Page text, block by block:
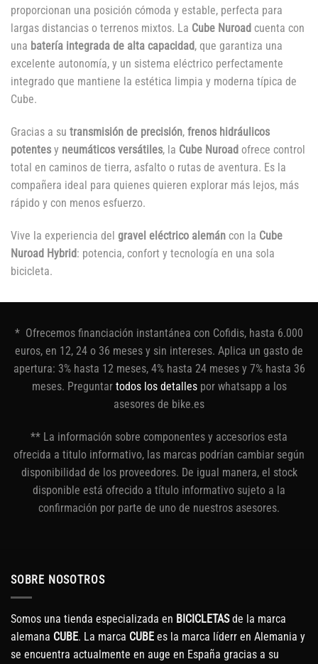
proporcionan una posición cómoda y estable, perfecta para
largas distancias o terrenos mixtos. La Cube Nuroad cuenta con
una batería integrada de alta capacidad, que garantiza una
excelente autonomía, y un sistema eléctrico perfectamente
integrado que mantiene la estética limpia y moderna típica de
Cube.
Gracias a su transmisión de precisión, frenos hidráulicos
potentes y neumáticos versátiles, la Cube Nuroad ofrece control
total en caminos de tierra, asfalto o rutas de aventura. Es la
compañera ideal para quienes quieren explorar más lejos, más
rápido y con menos esfuerzo.
Vive la experiencia del gravel eléctrico alemán con la Cube
Nuroad Hybrid: potencia, confort y tecnología en una sola
bicicleta.
* Ofrecemos financiación instantánea con Cofidis, hasta 6.000
euros, en 12, 24 o 36 meses y sin intereses. Aplica un gasto de
apertura: 3% hasta 12 meses, 4% hasta 24 meses y 7% hasta 36
meses. Preguntar todos los detallespor whatsapp a los
asesores de bike.es
** La información sobre componentes y accesorios esta
ofrecida a titulo informativo, las marcas podrían cambiar según
disponibilidad de los proveedores. De igual manera, el stock
disponible está ofrecido a título informativo sujeto a la
confirmación por parte de uno de nuestros asesores.
SOBRE NOSOTROS
Somos una tienda especializada en BICICLETASde la marca
alemana CUBE. La marca CUBE es la marca líderr en Alemania y
se encuentra actualmente en auge en España gracias a su